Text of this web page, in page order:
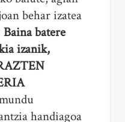
behar izatea
Baina batere
izanik,
handiagoa